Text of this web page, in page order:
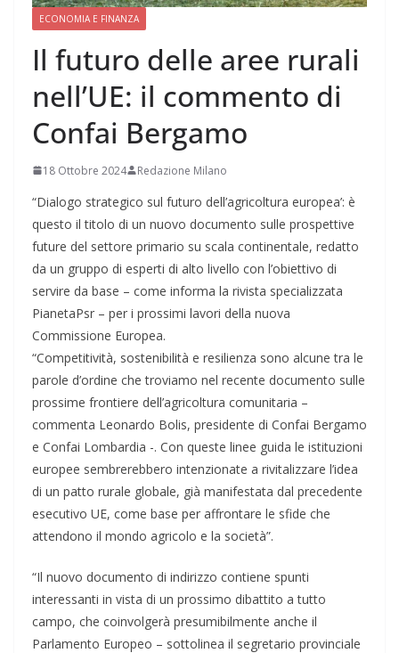
ECONOMIA E FINANZA
Il futuro delle aree rurali
nell’UE: il commento di
Confai Bergamo
18 Ottobre 2024 Redazione Milano
“Dialogo strategico sul futuro dell’agricoltura europea’: è
questo il titolo di un nuovo documento sulle prospettive
future del settore primario su scala continentale, redatto
da un gruppo di esperti di alto livello con l’obiettivo di
servire da base – come informa la rivista specializzata
PianetaPsr – per i prossimi lavori della nuova
Commissione Europea.
“Competitività, sostenibilità e resilienza sono alcune tra le
parole d’ordine che troviamo nel recente documento sulle
prossime frontiere dell’agricoltura comunitaria –
commenta Leonardo Bolis, presidente di Confai Bergamo
e Confai Lombardia -. Con queste linee guida le istituzioni
europee sembrerebbero intenzionate a rivitalizzare l’idea
di un patto rurale globale, già manifestata dal precedente
esecutivo UE, come base per affrontare le sfide che
attendono il mondo agricolo e la società”.
“Il nuovo documento di indirizzo contiene spunti
interessanti in vista di un prossimo dibattito a tutto
campo, che coinvolgerà presumibilmente anche il
Parlamento Europeo – sottolinea il segretario provinciale